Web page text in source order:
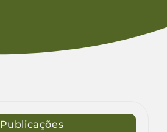
Publicações